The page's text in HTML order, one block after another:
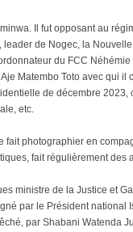
Il fut opposant au
de Nogec, la
du FCC
Matembo Toto avec qui il
de décembre 2023,
etc.
fait photographier en
fait régulièrement des
ministre de la Justice et
par le Président national
par Shabani Watenda